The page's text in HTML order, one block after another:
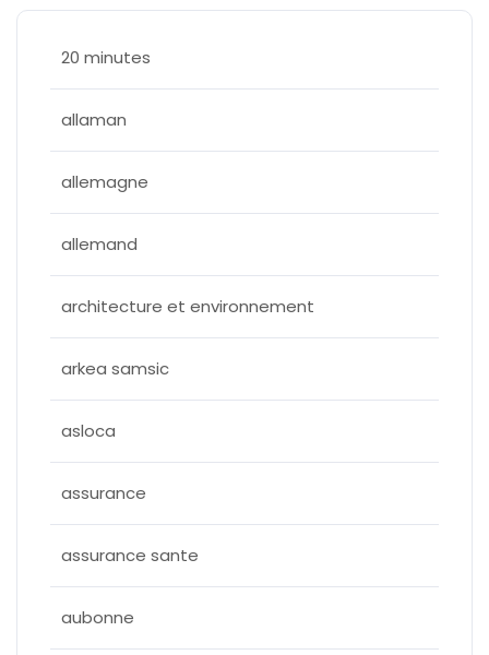
20 minutes
allaman
allemagne
allemand
architecture et environnement
arkea samsic
asloca
assurance
assurance sante
aubonne